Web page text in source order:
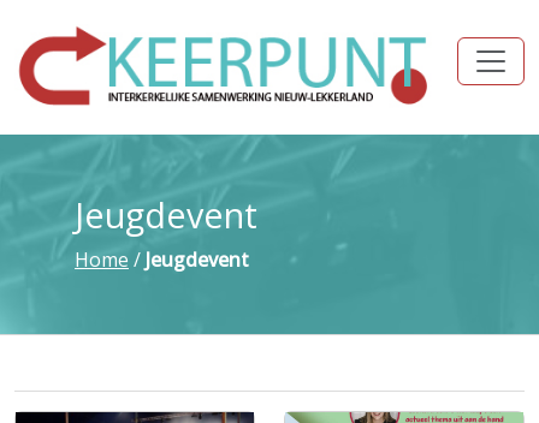
Jeugdevent
Home / Jeugdevent